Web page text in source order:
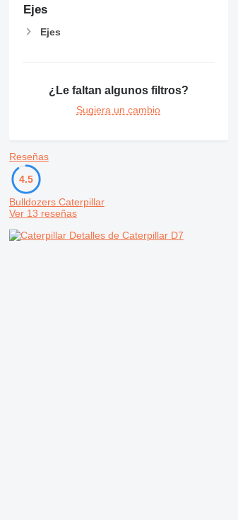
Ejes
Ejes
¿Le faltan algunos filtros?
Sugiera un cambio
Reseñas
4.5
Bulldozers Caterpillar
Ver 13 reseñas
Detalles de Caterpillar D7